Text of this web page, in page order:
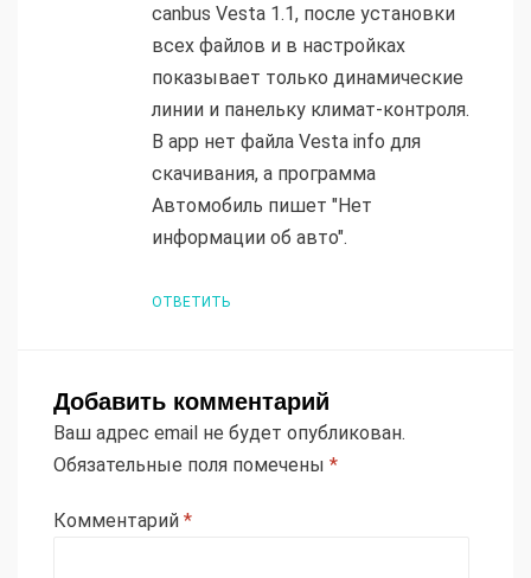
canbus Vesta 1.1, после установки
всех файлов и в настройках
показывает только динамические
линии и панельку климат-контроля.
В арр нет файла Vesta info для
скачивания, а программа
Автомобиль пишет "Нет
информации об авто".
ОТВЕТИТЬ
Добавить комментарий
Ваш адрес email не будет опубликован.
Обязательные поля помечены *
Комментарий *